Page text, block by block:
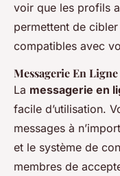
voir que les profils
permettent de
compatibles avec
Messagerie En
La messagerie en
facile d’utilisation.
messages à
et le système de
membres de